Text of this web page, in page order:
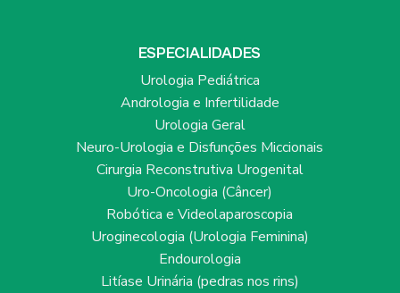
ESPECIALIDADES
Urologia Pediátrica
Andrologia e Infertilidade
Urologia Geral
Neuro-Urologia e Disfunções Miccionais
Cirurgia Reconstrutiva Urogenital
Uro-Oncologia (Câncer)
Robótica e Videolaparoscopia
Uroginecologia (Urologia Feminina)
Endourologia
Litíase Urinária (pedras nos rins)